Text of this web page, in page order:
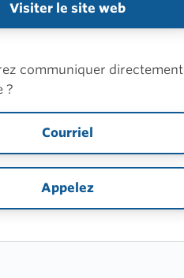
Visiter le site web
communiquer directement
?
Courriel
Appelez